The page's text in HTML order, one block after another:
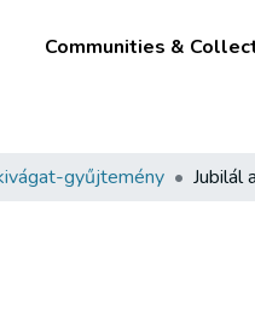
Communities &
gyűjtemény Jubilál